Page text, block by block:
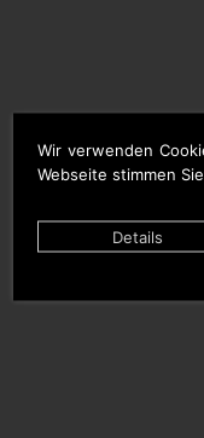
Wir verwenden
Webseite stimmen
Details